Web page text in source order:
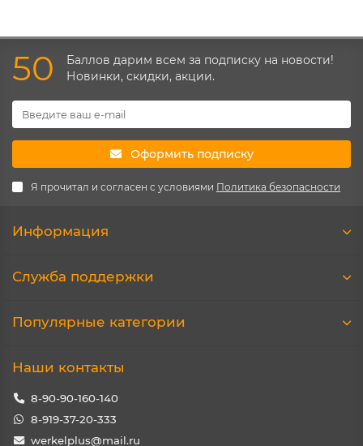
50
Баллов дарим всем за подписку на новости!
Новинки, скидки, акции.
Оформить подписку
Я прочитал и согласен с условиями Политика безопасности
Информация
Служба поддержки
Популярные категории
Наши контакты
8-90-90-160-140
8-919-37-20-333
werkelplus@mail.ru